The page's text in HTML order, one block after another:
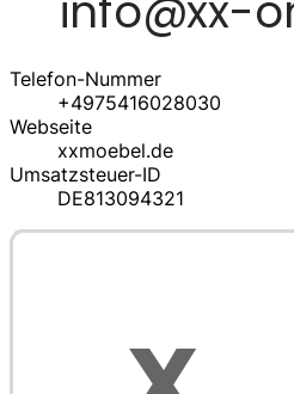
Telefon-Nummer
+4975416028030
Webseite
xxmoebel.de
Umsatzsteuer-ID
DE813094321